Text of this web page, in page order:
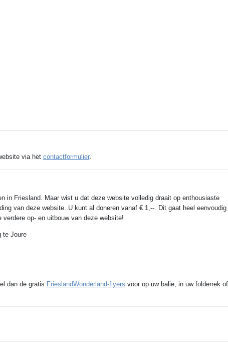
via het contactformulier.
in Friesland. Maar wist u dat deze website volledig draait op enthousiaste
van deze website. U kunt al doneren vanaf € 1,--. Dit gaat heel eenvoudig
op- en uitbouw van deze website!
te Joure
dan de gratis FrieslandWonderland-flyers voor op uw balie, in uw folderrek of